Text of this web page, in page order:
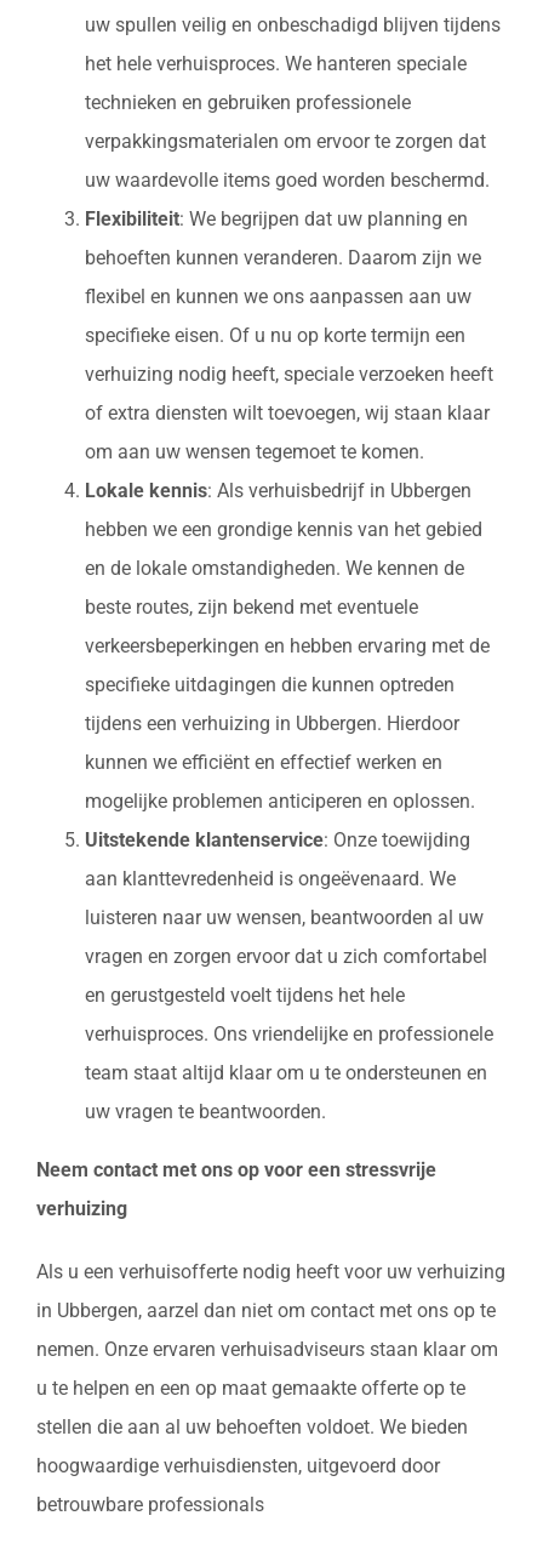
uw spullen veilig en onbeschadigd blijven tijdens
het hele verhuisproces. We hanteren speciale
technieken en gebruiken professionele
verpakkingsmaterialen om ervoor te zorgen dat
uw waardevolle items goed worden beschermd.
Flexibiliteit: We begrijpen dat uw planning en
behoeften kunnen veranderen. Daarom zijn we
flexibel en kunnen we ons aanpassen aan uw
specifieke eisen. Of u nu op korte termijn een
verhuizing nodig heeft, speciale verzoeken heeft
of extra diensten wilt toevoegen, wij staan klaar
om aan uw wensen tegemoet te komen.
Lokale kennis: Als verhuisbedrijf in Ubbergen
hebben we een grondige kennis van het gebied
en de lokale omstandigheden. We kennen de
beste routes, zijn bekend met eventuele
verkeersbeperkingen en hebben ervaring met de
specifieke uitdagingen die kunnen optreden
tijdens een verhuizing in Ubbergen. Hierdoor
kunnen we efficiënt en effectief werken en
mogelijke problemen anticiperen en oplossen.
Uitstekende klantenservice: Onze toewijding
aan klanttevredenheid is ongeëvenaard. We
luisteren naar uw wensen, beantwoorden al uw
vragen en zorgen ervoor dat u zich comfortabel
en gerustgesteld voelt tijdens het hele
verhuisproces. Ons vriendelijke en professionele
team staat altijd klaar om u te ondersteunen en
uw vragen te beantwoorden.
Neem contact met ons op voor een stressvrije
verhuizing
Als u een verhuisofferte nodig heeft voor uw verhuizing
in Ubbergen, aarzel dan niet om contact met ons op te
nemen. Onze ervaren verhuisadviseurs staan klaar om
u te helpen en een op maat gemaakte offerte op te
stellen die aan al uw behoeften voldoet. We bieden
hoogwaardige verhuisdiensten, uitgevoerd door
betrouwbare professionals